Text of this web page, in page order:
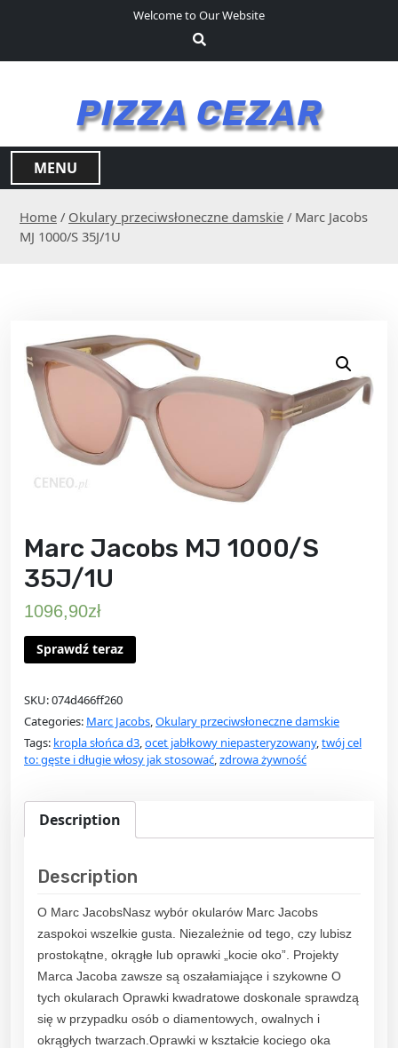
Welcome to Our Website
PIZZA CEZAR
MENU
Home / Okulary przeciwsłoneczne damskie / Marc Jacobs
MJ 1000/S 35J/1U
Marc Jacobs MJ 1000/S
35J/1U
1096,90zł
Sprawdź teraz
SKU:074d466ff260
Categories: Marc Jacobs,Okulary przeciwsłoneczne damskie
Tags: kropla słońca d3,ocet jabłkowy niepasteryzowany,twój cel
to: gęste i długie włosy jak stosować,zdrowa żywność
Description
Description
O Marc JacobsNasz wybór okularów Marc Jacobs
zaspokoi wszelkie gusta. Niezależnie od tego, czy lubisz
prostokątne, okrągłe lub oprawki „kocie oko”. Projekty
Marca Jacoba zawsze są oszałamiające i szykowne O
tych okularach Oprawki kwadratowe doskonale sprawdzą
się w przypadku osób o diamentowych, owalnych i
okrągłych twarzach.Oprawki w kształcie kociego oka